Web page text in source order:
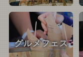
グルメフェス